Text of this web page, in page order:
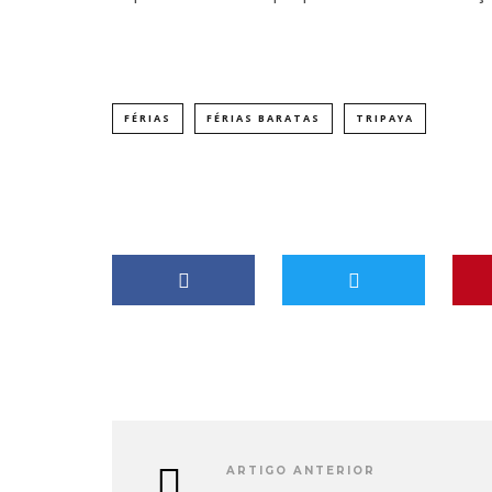
FÉRIAS FÉRIAS BARATAS TRIPAYA
ARTIGO ANTERIOR